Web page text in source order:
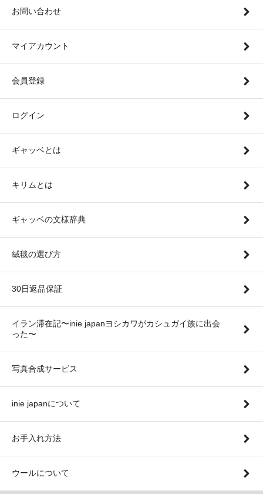
お問い合わせ
マイアカウント
会員登録
ログイン
ギャッベとは
キリムとは
ギャッベの文様辞典
絨毯の選び方
30日返品保証
イラン滞在記〜inie japanヨシカワがカシュガイ族に出会
った〜
写真合成サービス
inie japanについて
お手入れ方法
ウールについて